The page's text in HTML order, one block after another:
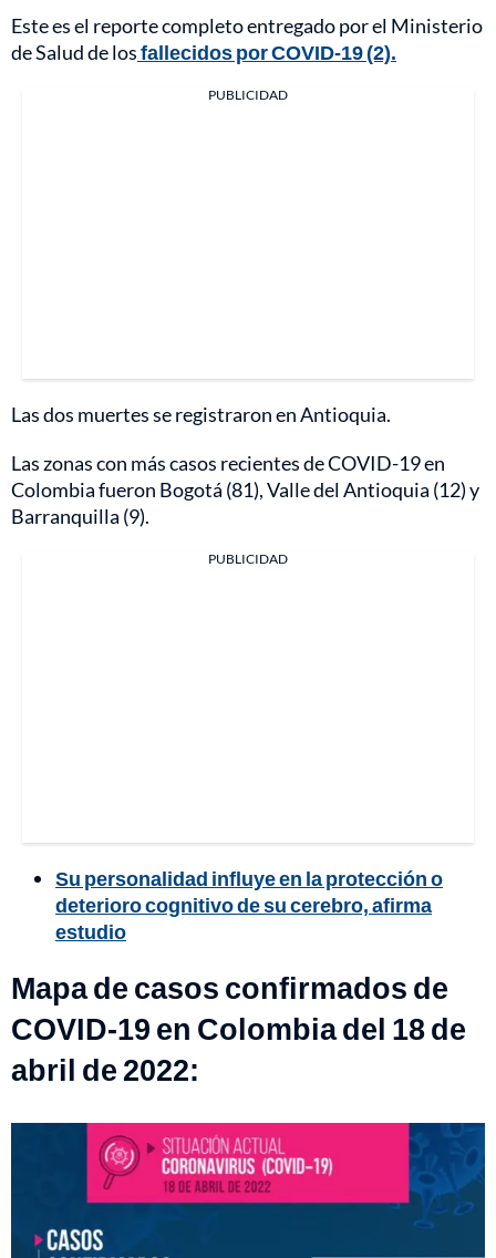
Este es el reporte completo entregado por el Ministerio
de Salud de losfallecidos por COVID-19 (2).
PUBLICIDAD
Las dos muertes se registraron en Antioquia.
Las zonas con más casos recientes de COVID-19 en
Colombia fueron Bogotá (81), Valle del Antioquia (12) y
Barranquilla (9).
PUBLICIDAD
Su personalidad influye en la protección o
deterioro cognitivo de su cerebro, afirma
estudio
Mapa de casos confirmados de
COVID-19 en Colombia del 18 de
abril de 2022: